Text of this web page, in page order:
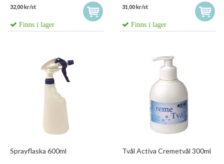
32,00 kr/st
Finns i lager
31,00 kr/st
Finns i lager
Sprayflaska 600ml Tvål Activa Cremetvål 300ml